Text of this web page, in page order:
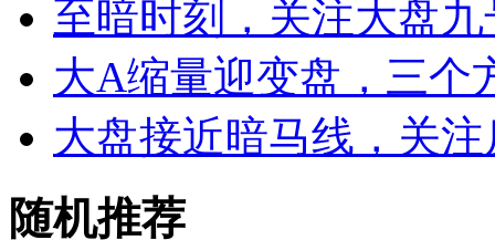
至暗时刻，关注大盘
大A缩量迎变盘，三个
大盘接近暗马线，关
随机推荐